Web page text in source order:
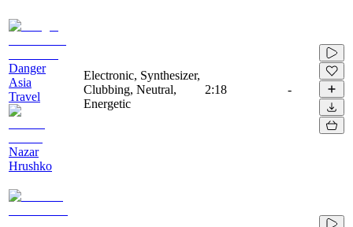
Danger
Asia
Travel
Nazar
Hrushko
Electronic, Synthesizer,
Clubbing, Neutral,
Energetic
2:18 -